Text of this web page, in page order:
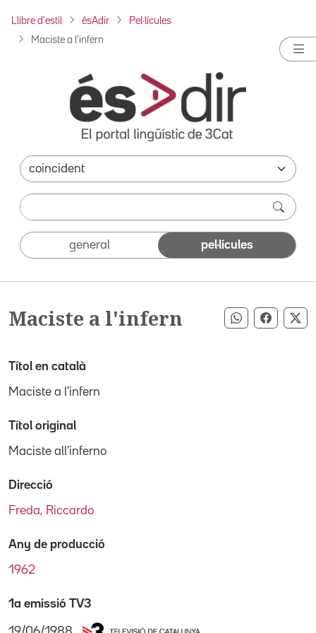
Llibre d'estil ésAdir Pel·lícules
Maciste a l'infern
general pel·lícules
Maciste a l'infern Compartir
Títol en català
Maciste a l'infern
Títol original
Maciste all'inferno
Direcció
Freda, Riccardo
Any de producció
1962
1a emissió TV3